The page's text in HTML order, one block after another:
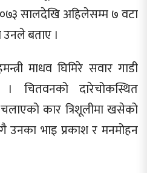
सालदेखि अहिलेसम्म ७ वटा
उनले बताए ।
माधव घिमिरे सवार गाडी
चितवनको दारेचोकस्थित
कार त्रिशूलीमा खसेको
उनका भाइ प्रकाश र मनमोहन